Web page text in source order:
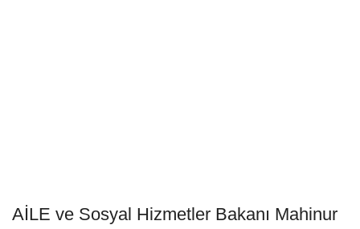
AİLE ve Sosyal Hizmetler Bakanı Mahinur